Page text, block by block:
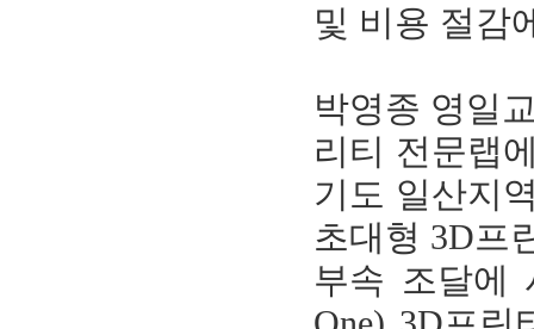
및 비용 절감
박영종 영일
리티 전문랩
기도 일산지
초대형 3D프
부속 조달에